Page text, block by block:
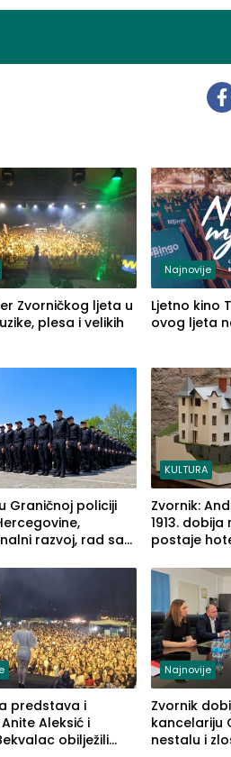
Zvorničkog ljeta u
plesa i velikih
Najnovije
Ljetno kino
ovog ljeta
Graničnoj policiji
razvoj, rad sa
KULTURA
Zvornik:
1913. dobija
postaje
predstava i
Aleksić i
obilježili
Najnovije
Zvornik
kancelariju
nestalu i